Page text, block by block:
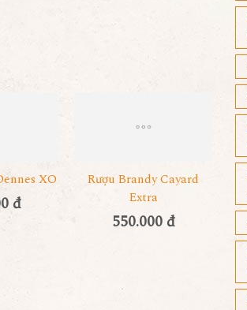
XO
đ
Rượu Brandy Cayard
Extra
550.000 đ